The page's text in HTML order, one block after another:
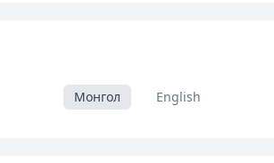
Монгол English